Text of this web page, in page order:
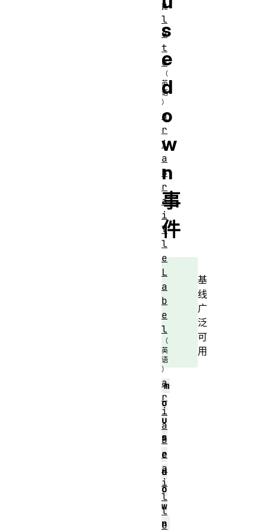
s
e
d
o
w
n
事
件
基
线
广
泛
可
用
m
o
u
s
e
d
o
w
n
p
l
e
t
e
a
r
i
a
B
r
a
i
l
l
e
L
a
b
e
l
a
r
i
a
B
r
a
i
l
l
e